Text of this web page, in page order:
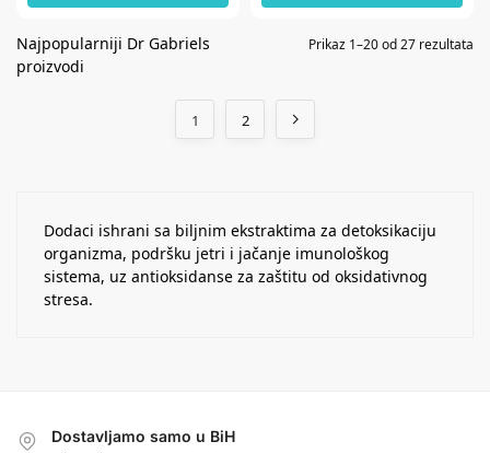
Prikaz 1–20 od 27 rezultata
1 2
Dodaci ishrani sa biljnim ekstraktima za detoksikaciju
organizma, podršku jetri i jačanje imunološkog
sistema, uz antioksidanse za zaštitu od oksidativnog
stresa.
Dostavljamo samo u BiH